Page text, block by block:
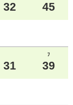
32 45
31
ﾌ
39